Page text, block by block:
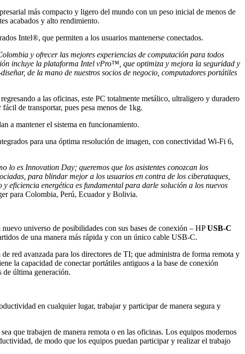
más compacto y ligero del mundo con un peso inicial de menos de
acabados y alto rendimiento.
Intel®, que permiten a los usuarios mantenerse conectados.
y ofrecer las mejores experiencias de computación para todos
incluye la plataforma Intel vPro™, que optimiza y mejora la seguridad y
de la mano de nuestros socios de negocio, computadores portátiles
a las oficinas, este PC totalmente metálico, ultraligero y duradero
de transportar, pues pesa menos de 1kg.
a mantener el sistema en funcionamiento.
para una óptima resolución de imagen, con conectividad Wi-Fi 6,
lo es Innovation Day; queremos que los asistentes conozcan los
para blindar mejor a los usuarios en contra de los ciberataques,
eficiencia energética es fundamental para darle solución a los nuevos
para Colombia, Perú, Ecuador y Bolivia.
universo de posibilidades con sus bases de conexión – HPUSB-C
de una manera más rápida y con un único cable USB-C.
red avanzada para los directores de TI; que administra de forma remota y
la capacidad de conectar portátiles antiguos a la base de conexión
última generación.
en cualquier lugar, trabajar y participar de manera segura y
que trabajen de manera remota o en las oficinas. Los equipos modernos
de modo que los equipos puedan participar y realizar el trabajo